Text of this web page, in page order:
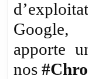
apporte
nos